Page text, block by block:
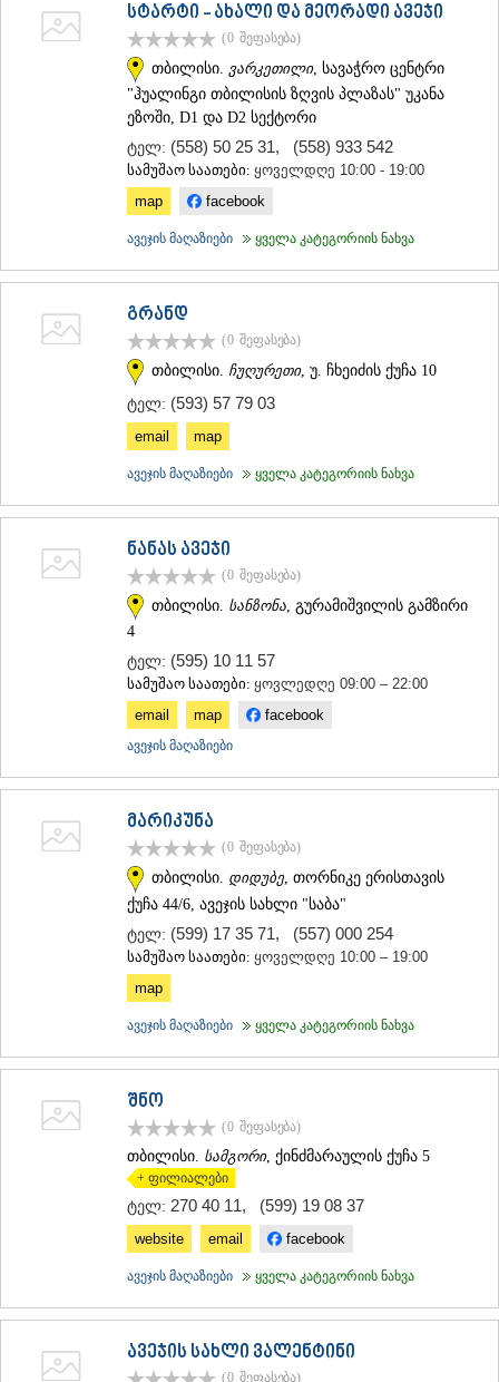
ᲯᲕᲐᲠᲘ
ᲡᲐᲛᲪᲮᲔ–ᲯᲐᲕᲐᲮᲔᲗᲘ
ᲜᲘᲜᲝᲬᲛᲘᲜᲓᲐ
ᲑᲝᲚᲜᲘᲡᲘ
ᲓᲛᲐᲜᲘᲡᲘ
ᲗᲔᲗᲠᲘᲬᲧᲐᲠᲝ
ᲡᲐᲥᲐᲠᲗᲕᲔᲚᲝ
სტარტი - ახალი და მეორადი ავეჯი
(0 შეფასება)
თბილისი. ვარკეთილი, სავაჭრო ცენტრი
"ჰუალინგი თბილისის ზღვის პლაზას" უკანა
ეზოში, D1 და D2 სექტორი
ტელ: (558) 50 25 31, (558) 933 542
სამუშაო საათები: ყოველდღე 10:00 - 19:00
map
facebook
ავეჯის მაღაზიები ყველა კატეგორიის ნახვა
გრანდ
(0 შეფასება)
თბილისი. ჩუღურეთი, უ. ჩხეიძის ქუჩა 10
ტელ: (593) 57 79 03
email map
ავეჯის მაღაზიები ყველა კატეგორიის ნახვა
ნანას ავეჯი
(0 შეფასება)
თბილისი. სანზონა , გურამიშვილის გამზირი
4
ტელ: (595) 10 11 57
სამუშაო საათები: ყოვლედღე 09:00 – 22:00
email
map facebook
ავეჯის მაღაზიები
მარიკუნა
(0 შეფასება)
თბილისი. დიდუბე , თორნიკე ერისთავის
ქუჩა 44/6, ავეჯის სახლი "საბა"
ტელ: (599) 17 35 71, (557) 000 254
სამუშაო საათები: ყოველდღე 10:00 – 19:00
map
ავეჯის მაღაზიები ყველა კატეგორიის ნახვა
შნო
(0 შეფასება)
თბილისი. სამგორი, ქინძმარაულის ქუჩა 5
+ ფილიალები
ტელ: 270 40 11, (599) 19 08 37
website email facebook
ავეჯის მაღაზიები ყველა კატეგორიის ნახვა
ავეჯის სახლი ვალენტინი
(0 შეფასება)